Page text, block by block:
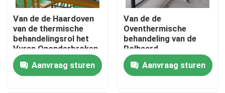
Kwaliteitscontrole
Nieuws
Gevallen
Van de de Haardoven
van de thermische
behandelingsrol het
Vuren Ononderbroken
Batterijen In vaste
toestand Op hoge
temperatuur
Aanvraag sturen
Van de de
Oventhermische
behandeling van de
Rolhaard
Ononderbroken de
Hoge
Zuiverheidsalumina
Aanvraag sturen